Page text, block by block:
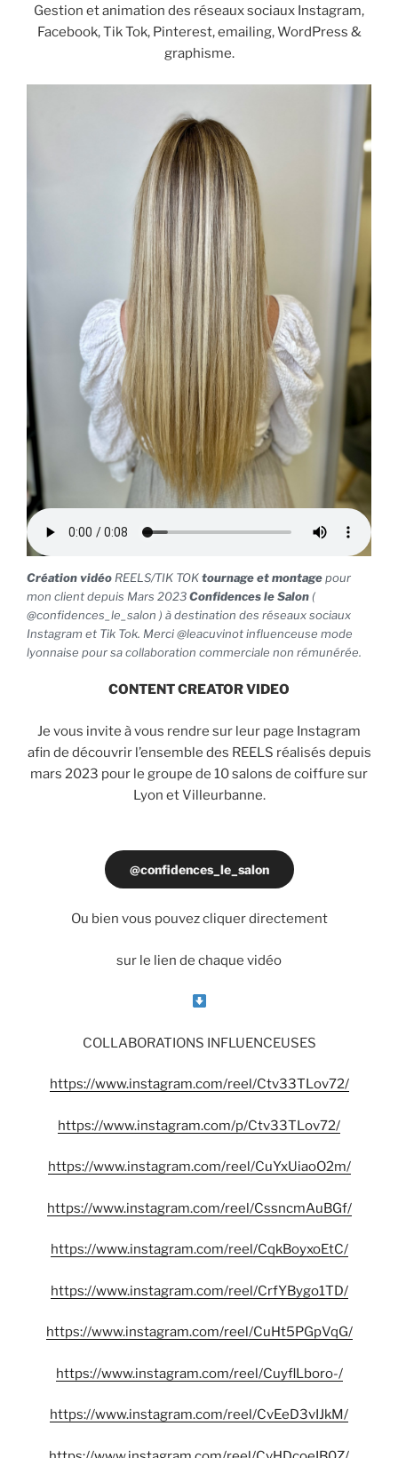
Gestion et animation des réseaux sociaux Instagram,
Facebook, Tik Tok, Pinterest, emailing, WordPress &
graphisme.
Création vidéo REELS/TIK TOKtournage et montagepour
mon client depuis Mars 2023Confidences le Salon (
@confidences_le_salon ) à destination des réseaux sociaux
Instagram et Tik Tok. Merci @leacuvinot influenceuse mode
lyonnaise pour sa collaboration commerciale non rémunérée.
CONTENT CREATOR VIDEO
Je vous invite à vous rendre sur leur page Instagram
afin de découvrir l’ensemble des REELS réalisés depuis
mars 2023 pour le groupe de 10 salons de coiffure sur
Lyon et Villeurbanne.
@confidences_le_salon
Ou bien vous pouvez cliquer directement
sur le lien de chaque vidéo
COLLABORATIONS INFLUENCEUSES
https://www.instagram.com/reel/Ctv33TLov72/
https://www.instagram.com/p/Ctv33TLov72/
https://www.instagram.com/reel/CuYxUiaoO2m/
https://www.instagram.com/reel/CssncmAuBGf/
https://www.instagram.com/reel/CqkBoyxoEtC/
https://www.instagram.com/reel/CrfYBygo1TD/
https://www.instagram.com/reel/CuHt5PGpVqG/
https://www.instagram.com/reel/CuyflLboro-/
https://www.instagram.com/reel/CvEeD3vIJkM/